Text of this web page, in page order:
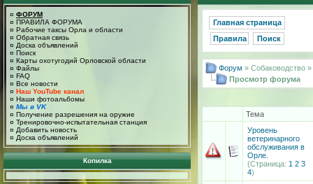
¤ ФОРУМ
¤ ПРАВИЛА ФОРУМА
¤ Рабочие таксы Орла и области
¤ Обратная связь
¤ Доска объявлений
¤ Поиск
¤ Карты охотугодий Орловской области
¤ Файлы
¤ FAQ
¤ Все новости
¤ Наш YouTube канал
¤ Наши фотоальбомы
¤ Мы в VK
¤ Получение разрешения на оружие
¤ Тренировочно-испытательная станция
¤ Добавить новость
¤ Доска объявлений
Копилка
Главная страница
Правила
Поиск
Форум » Собаководство »
Просмотр форума
Тема
Уровень
ветеринарного
обслуживания в
Орле.
(Страница: 1 2 3
4)